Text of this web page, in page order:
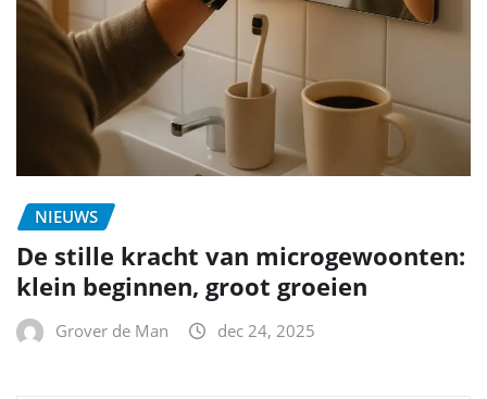
NIEUWS
De stille kracht van microgewoonten:
klein beginnen, groot groeien
Grover de Man dec 24, 2025